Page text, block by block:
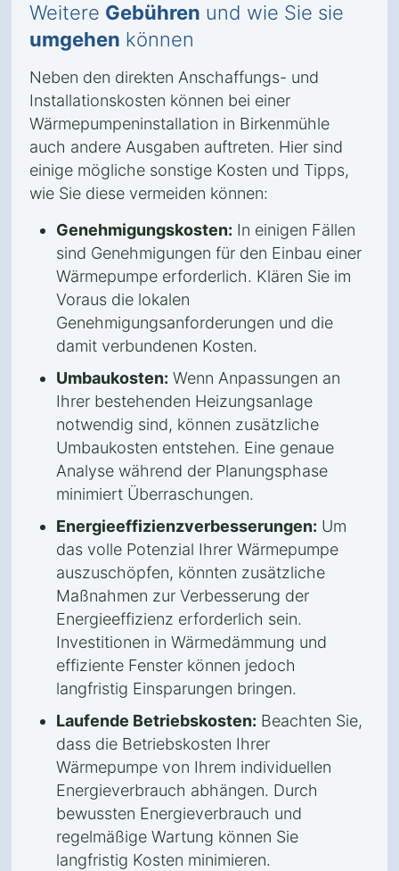
Weitere Gebühren und wie Sie sie
umgehen können
Neben den direkten Anschaffungs- und
Installationskosten können bei einer
Wärmepumpeninstallation in Birkenmühle
auch andere Ausgaben auftreten. Hier sind
einige mögliche sonstige Kosten und Tipps,
wie Sie diese vermeiden können:
Genehmigungskosten: In einigen Fällen
sind Genehmigungen für den Einbau einer
Wärmepumpe erforderlich. Klären Sie im
Voraus die lokalen
Genehmigungsanforderungen und die
damit verbundenen Kosten.
Umbaukosten: Wenn Anpassungen an
Ihrer bestehenden Heizungsanlage
notwendig sind, können zusätzliche
Umbaukosten entstehen. Eine genaue
Analyse während der Planungsphase
minimiert Überraschungen.
Energieeffizienzverbesserungen: Um
das volle Potenzial Ihrer Wärmepumpe
auszuschöpfen, könnten zusätzliche
Maßnahmen zur Verbesserung der
Energieeffizienz erforderlich sein.
Investitionen in Wärmedämmung und
effiziente Fenster können jedoch
langfristig Einsparungen bringen.
Laufende Betriebskosten: Beachten Sie,
dass die Betriebskosten Ihrer
Wärmepumpe von Ihrem individuellen
Energieverbrauch abhängen. Durch
bewussten Energieverbrauch und
regelmäßige Wartung können Sie
langfristig Kosten minimieren.